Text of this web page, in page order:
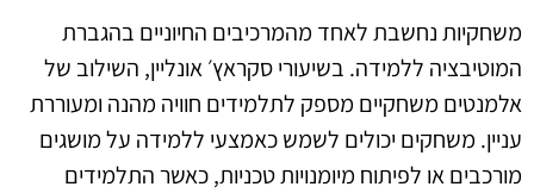
משחקיות נחשבת לאחד מהמרכיבים החיוניים בהגברת
המוטיבציה ללמידה. בשיעורי סקראץ׳ אונליין, השילוב של
אלמנטים משחקיים מספק לתלמידים חוויה מהנה ומעוררת
עניין. משחקים יכולים לשמש כאמצעי ללמידה על מושגים
מורכבים או לפיתוח מיומנויות טכניות, כאשר התלמידים